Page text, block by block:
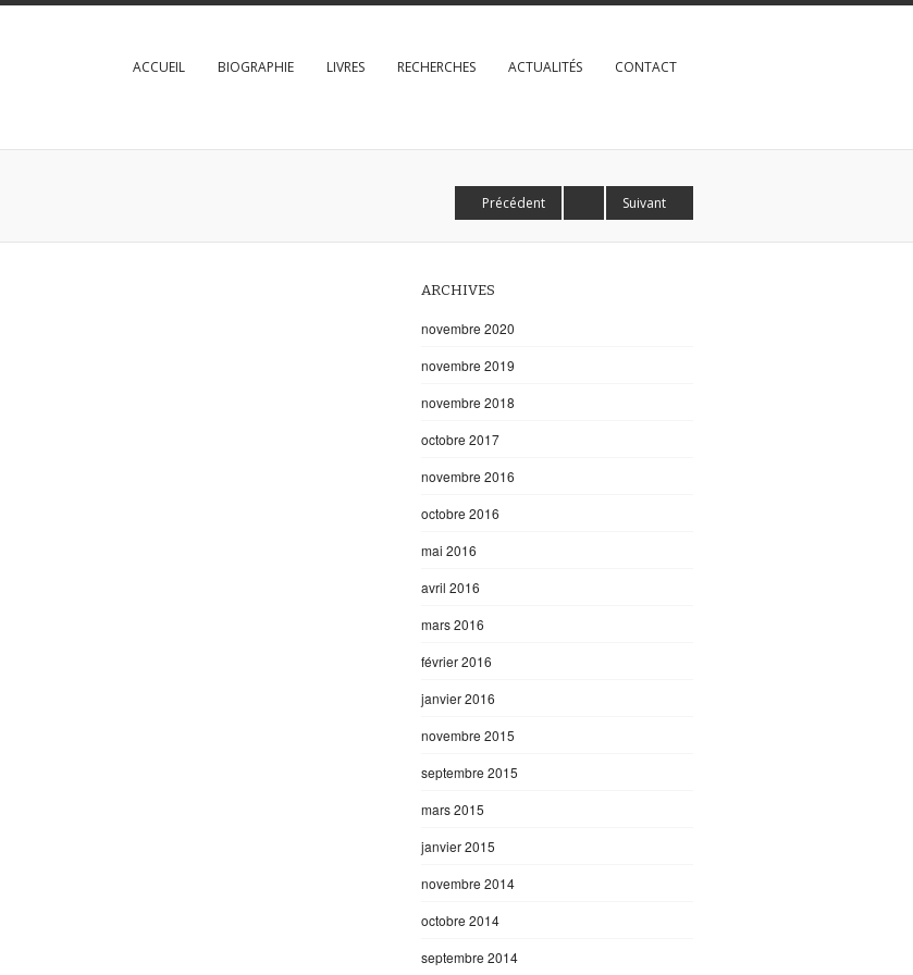
ACCUEIL BIOGRAPHIE LIVRES RECHERCHES ACTUALITÉS CONTACT
Précédent Suivant
ARCHIVES
novembre 2020
novembre 2019
novembre 2018
octobre 2017
novembre 2016
octobre 2016
mai 2016
avril 2016
mars 2016
février 2016
janvier 2016
novembre 2015
septembre 2015
mars 2015
janvier 2015
novembre 2014
octobre 2014
septembre 2014